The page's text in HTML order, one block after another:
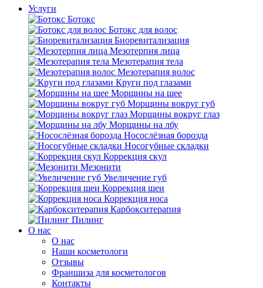
Услуги
Ботокс
Ботокс для волос
Биоревитализация
Мезотерпия лица
Мезотерапия тела
Мезотерапия волос
Круги под глазами
Морщины на шее
Морщины вокруг губ
Морщины вокруг глаз
Морщины на лбу
Носослёзная борозда
Носогубные складки
Коррекция скул
Мезонити
Увеличение губ
Коррекция шеи
Коррекция носа
Карбокситерапия
Пилинг
O нас
O нас
Наши косметологи
Отзывы
Франшиза для косметологов
Контакты